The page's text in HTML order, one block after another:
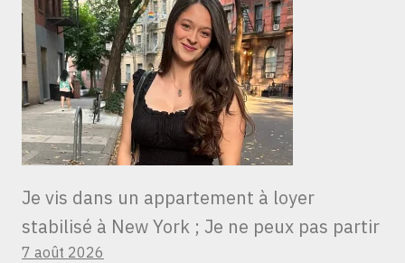
Je vis dans un appartement à loyer
stabilisé à New York ; Je ne peux pas partir
7 août 2026